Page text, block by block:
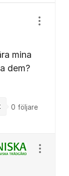
Visa/
mina
dem?
0 följare
Visa/